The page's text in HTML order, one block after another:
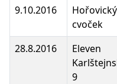
9.10.2016
Hořovický
cvoček
28.8.2016
Eleven
9